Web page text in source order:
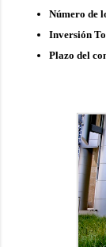
Número de
Inversión
Plazo del